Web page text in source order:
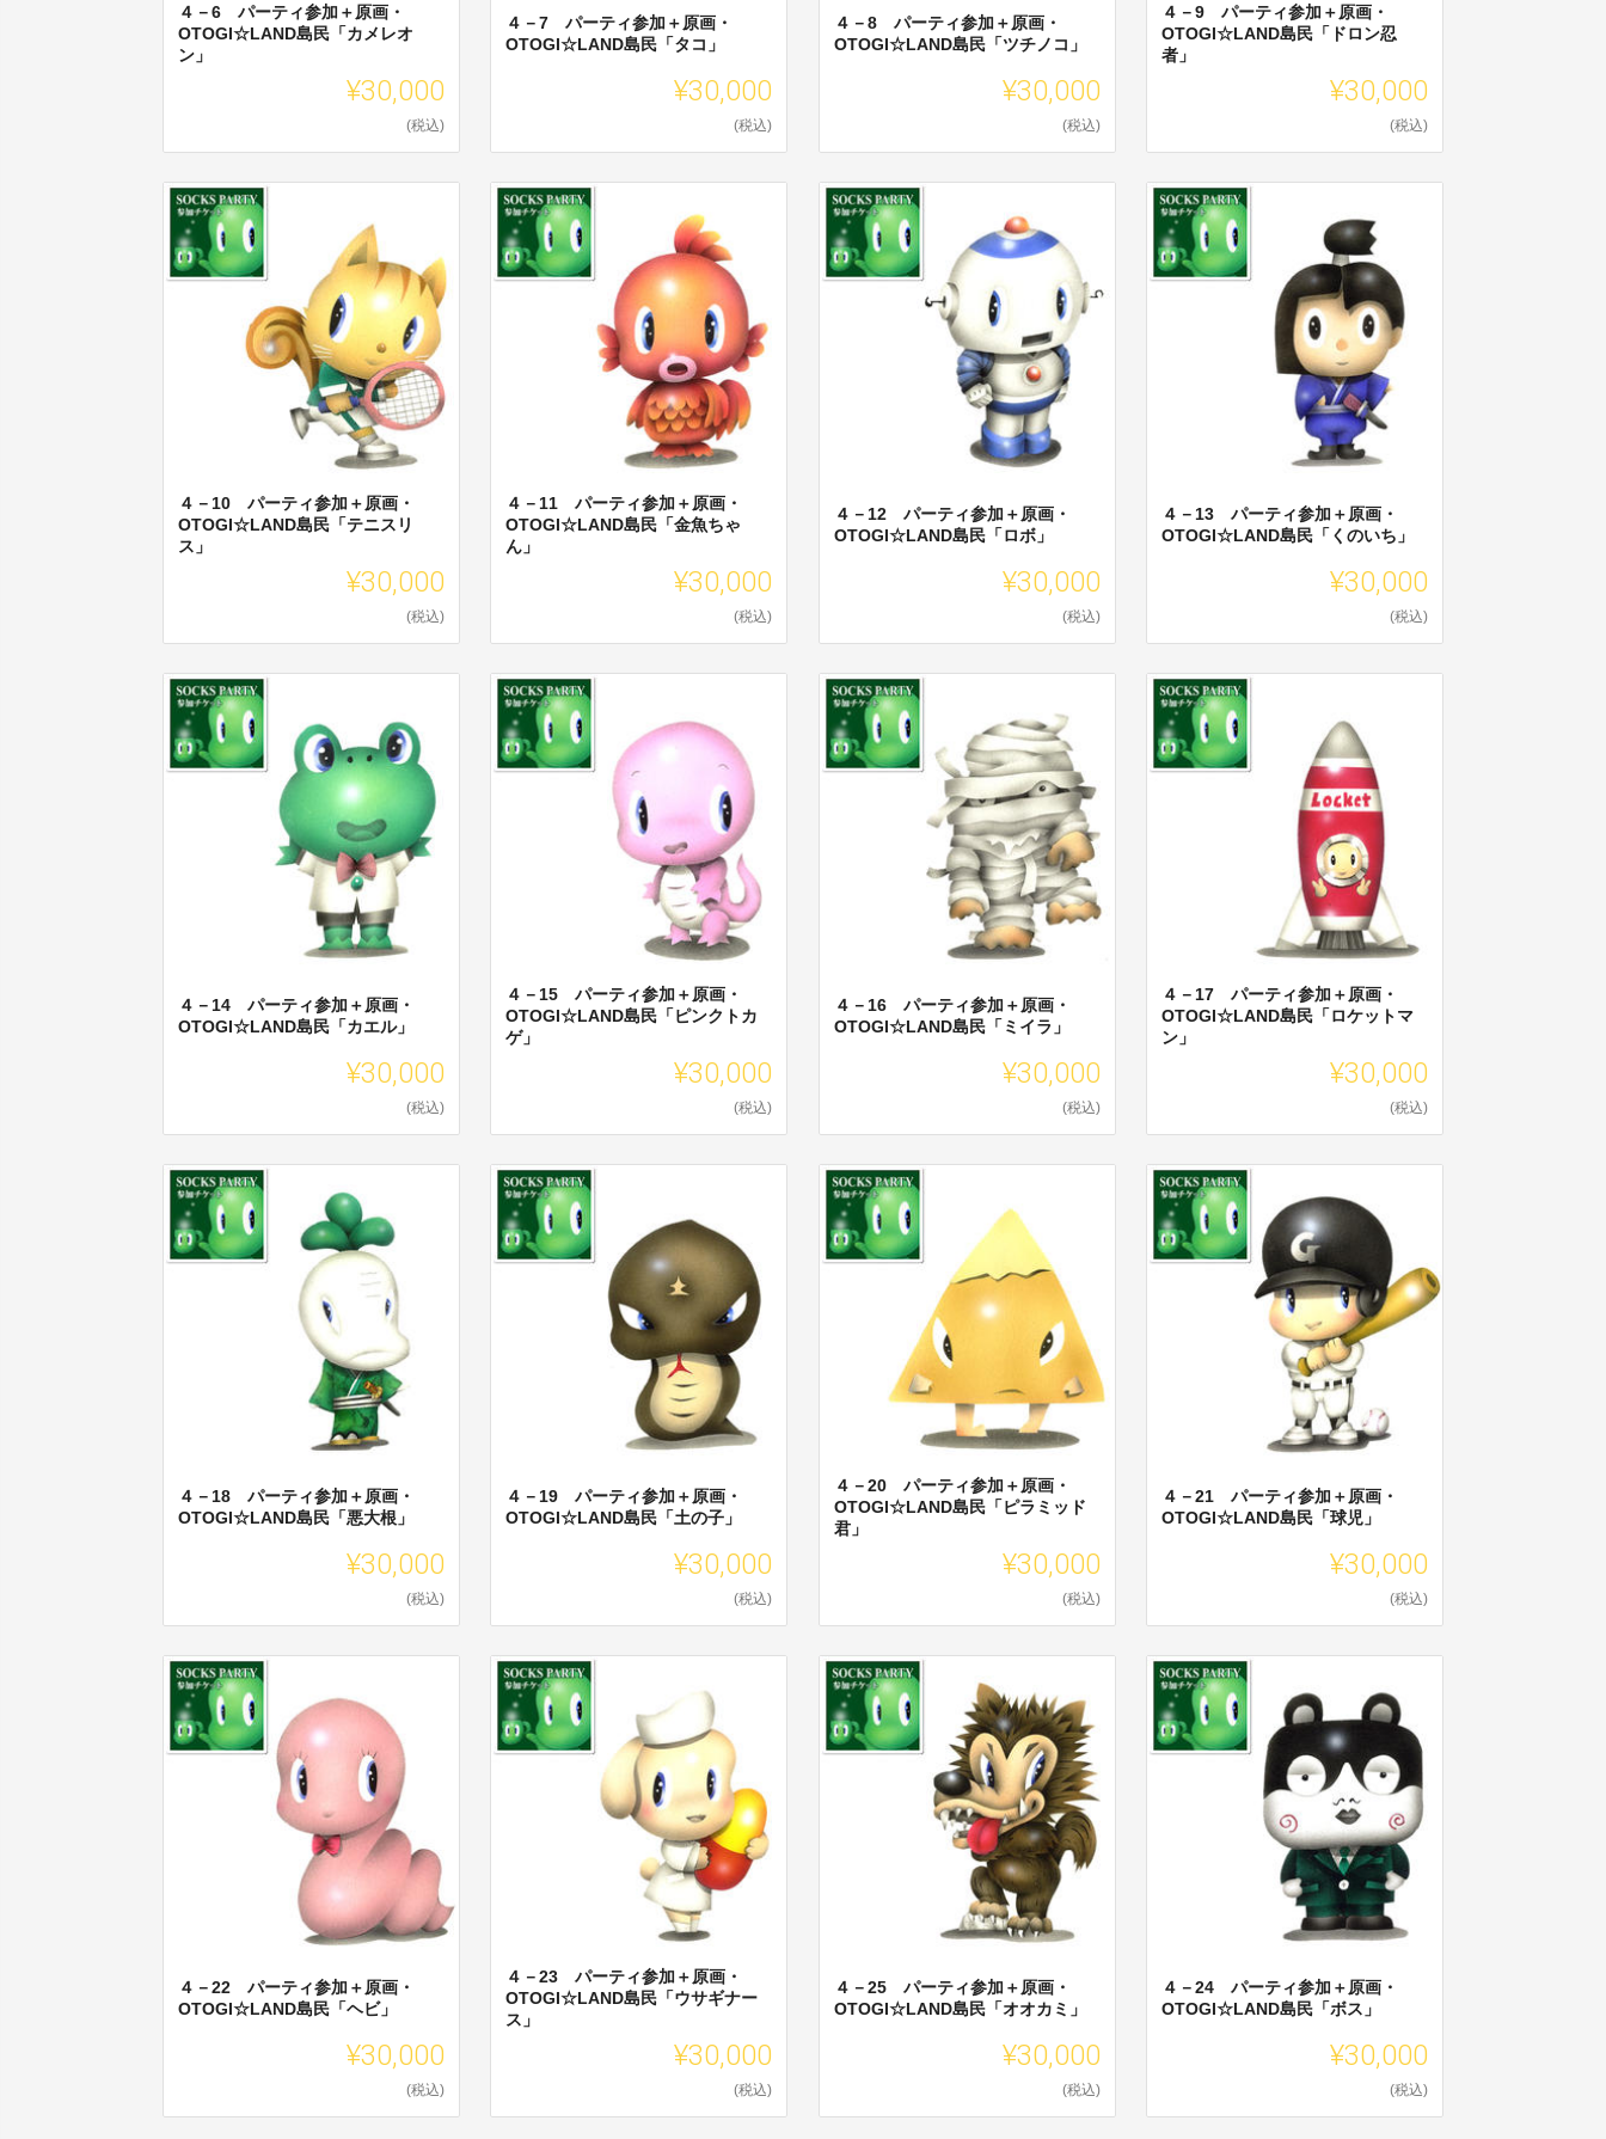
４－6 パーティ参加＋原画・
OTOGI☆LAND島民「カメレオ
ン」
¥30,000
(税込)
４－7 パーティ参加＋原画・
OTOGI☆LAND島民「タコ」
¥30,000
(税込)
４－8 パーティ参加＋原画・
OTOGI☆LAND島民「ツチノコ」
¥30,000
(税込)
４－9 パーティ参加＋原画・
OTOGI☆LAND島民「ドロン忍
者」
¥30,000
(税込)
４－10 パーティ参加＋原画・
OTOGI☆LAND島民「テニスリ
ス」
¥30,000
(税込)
４－11 パーティ参加＋原画・
OTOGI☆LAND島民「金魚ちゃ
ん」
¥30,000
(税込)
４－12 パーティ参加＋原画・
OTOGI☆LAND島民「ロボ」
¥30,000
(税込)
４－13 パーティ参加＋原画・
OTOGI☆LAND島民「くのいち」
¥30,000
(税込)
４－14 パーティ参加＋原画・
OTOGI☆LAND島民「カエル」
¥30,000
(税込)
４－15 パーティ参加＋原画・
OTOGI☆LAND島民「ピンクトカ
ゲ」
¥30,000
(税込)
４－16 パーティ参加＋原画・
OTOGI☆LAND島民「ミイラ」
¥30,000
(税込)
４－17 パーティ参加＋原画・
OTOGI☆LAND島民「ロケットマ
ン」
¥30,000
(税込)
４－18 パーティ参加＋原画・
OTOGI☆LAND島民「悪大根」
¥30,000
(税込)
４－19 パーティ参加＋原画・
OTOGI☆LAND島民「土の子」
¥30,000
(税込)
４－20 パーティ参加＋原画・
OTOGI☆LAND島民「ピラミッド
君」
¥30,000
(税込)
４－21 パーティ参加＋原画・
OTOGI☆LAND島民「球児」
¥30,000
(税込)
４－22 パーティ参加＋原画・
OTOGI☆LAND島民「ヘビ」
¥30,000
(税込)
４－23 パーティ参加＋原画・
OTOGI☆LAND島民「ウサギナー
ス」
¥30,000
(税込)
４－25 パーティ参加＋原画・
OTOGI☆LAND島民「オオカミ」
¥30,000
(税込)
４－24 パーティ参加＋原画・
OTOGI☆LAND島民「ボス」
¥30,000
(税込)